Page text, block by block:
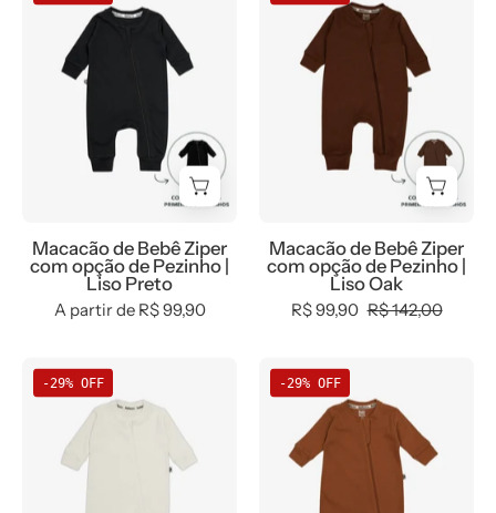
de
Bebê
Ziper
de
Pezinho
Preto
Macacão de Bebê Ziper
com opção de Pezinho |
Liso Preto
A partir de R$ 99,90
de
Bebê
Ziper
com
opção
Pezinho
Oak
Macacão de Bebê Ziper
com opção de Pezinho |
Liso Oak
R$ 99,90 R$ 142,00
de
-29% OFF
de
Bebê
Ziper
-29% OFF